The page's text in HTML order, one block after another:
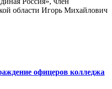
области Игорь Михайлович
офицеров колледжа